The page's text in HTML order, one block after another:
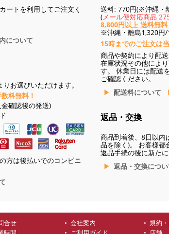
ートを利用してご注文く
について
お選びいただけます。
料無料！
確認後の発送)
方は後払いでのコンビニ
送料: 770円(※沖縄・
(メール便対応商品
8,800円以上 送料無料
※沖縄・離島1,320円/
15時までのご注文は
商品や契約により配
在庫状況その他によ
す。 休業日には配送
ご確認ください。
配送料について
返品・交換
商品到着後、8日以内
品を除く)。 お客様都
返品手続の後に新たに
返品・交換につ
合せ 会社案内
規約